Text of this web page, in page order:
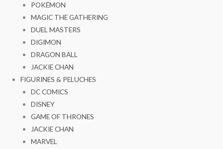
POKÉMON
MAGIC THE GATHERING
DUEL MASTERS
DIGIMON
DRAGON BALL
JACKIE CHAN
FIGURINES & PELUCHES
DC COMICS
DISNEY
GAME OF THRONES
JACKIE CHAN
MARVEL